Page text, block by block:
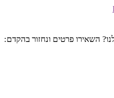
השאירו פרטים ונחזור בהקדם: